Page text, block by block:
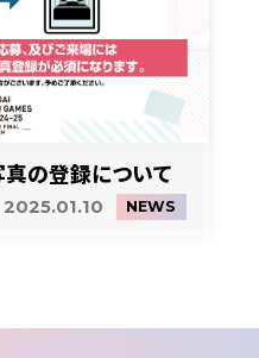
の登録について
2025.01.10 NEWS